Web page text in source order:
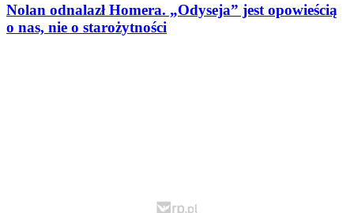
Nolan odnalazł Homera. „Odyseja” jest opowieścią
o nas, nie o starożytności